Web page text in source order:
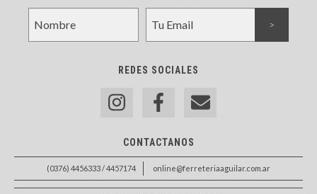
REDES SOCIALES
CONTACTANOS
(0376) 4456333 / 4457174 online@ferreteriaaguilar.com.ar